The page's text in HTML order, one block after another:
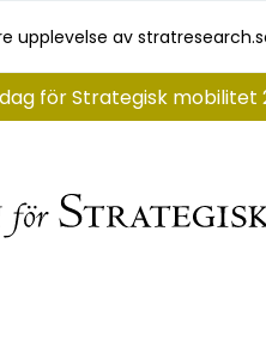
upplevelse av
för Strategisk mobilitet